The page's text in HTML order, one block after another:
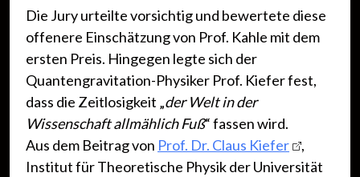
Die Jury urteilte vorsichtig und bewertete diese
offenere Einschätzung von Prof. Kahle mit dem
ersten Preis. Hingegen legte sich der
Quantengravitation-Physiker Prof. Kiefer fest,
dass die Zeitlosigkeit „der Welt in der
Wissenschaft allmählich Fuß“ fassen wird.
Aus dem Beitrag von Prof. Dr. Claus Kiefer
,
Institut für Theoretische Physik der Universität